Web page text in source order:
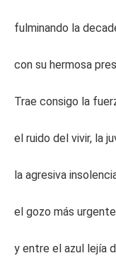
fulminando la
con su hermosa
Trae consigo la
el ruido del vivir, la
la agresiva
el gozo más
y entre el azul lejía